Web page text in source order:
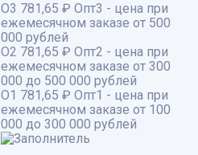
О3 781,65 ₽ Опт3 - цена при
ежемесячном заказе от 500
000 рублей
О2 781,65 ₽ Опт2 - цена при
ежемесячном заказе от 300
000 до 500 000 рублей
О1 781,65 ₽ Опт1 - цена при
ежемесячном заказе от 100
000 до 300 000 рублей